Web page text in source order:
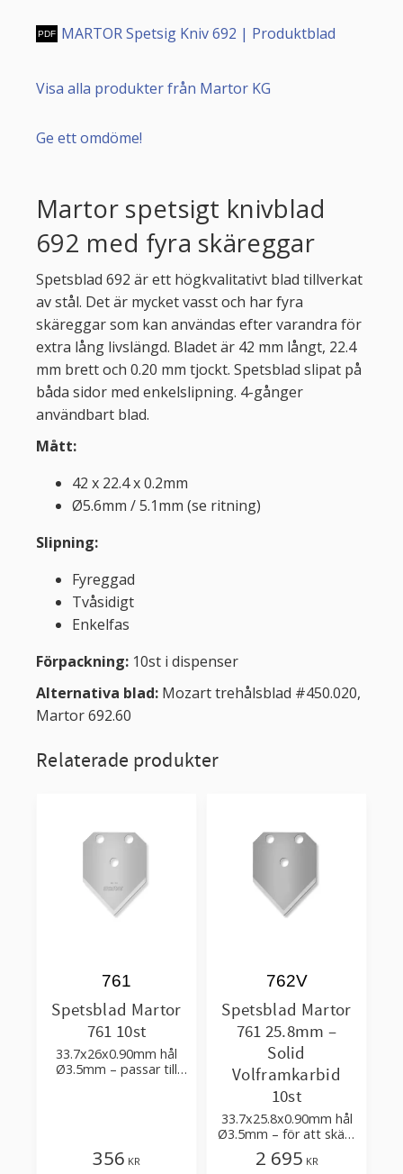
MARTOR Spetsig Kniv 692 | Produktblad
Visa alla produkter från Martor KG
Ge ett omdöme!
Martor spetsigt knivblad
692 med fyra skäreggar
Spetsblad 692 är ett högkvalitativt blad tillverkat
av stål. Det är mycket vasst och har fyra
skäreggar som kan användas efter varandra för
extra lång livslängd. Bladet är 42 mm långt, 22.4
mm brett och 0.20 mm tjockt. Spetsblad slipat på
båda sidor med enkelslipning. 4-gånger
användbart blad.
Mått:
42 x 22.4 x 0.2mm
Ø5.6mm / 5.1mm (se ritning)
Slipning:
Fyreggad
Tvåsidigt
Enkelfas
Förpackning: 10st i dispenser
Alternativa blad: Mozart trehålsblad #450.020,
Martor 692.60
Relaterade produkter
Spetsblad Martor
761 10st
33.7x26x0.90mm hål
Ø3.5mm – passar till
761
356 KR
Spetsblad Martor
761 25.8mm –
Solid
Volframkarbid
10st
33.7x25.8x0.90mm hål
Ø3.5mm – för att skära
slang, wellpapp,
förpackning
762V
2 695 KR